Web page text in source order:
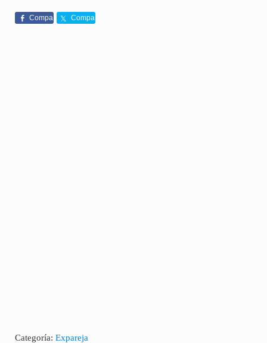
Compa
Compa
Categoría: Expareja